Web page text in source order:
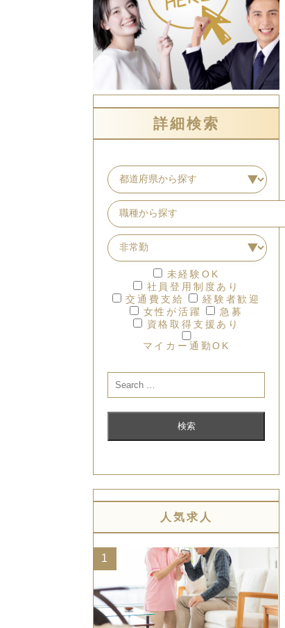
詳細検索
未経験OK
社員登用制度あり
交通費支給
経験者歓迎
女性が活躍
急募
資格取得支援あり
マイカー通勤OK
人気求人
1